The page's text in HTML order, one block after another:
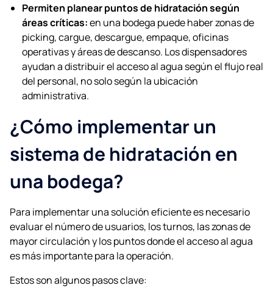
Permiten planear puntos de hidratación según
áreas críticas:en una bodega puede haber zonas de
picking, cargue, descargue, empaque, oficinas
operativas y áreas de descanso. Los dispensadores
ayudan a distribuir el acceso al agua según el flujo real
del personal, no solo según la ubicación
administrativa.
¿Cómo implementar un
sistema de hidratación en
una bodega?
Para implementar una solución eficiente es necesario
evaluar el número de usuarios, los turnos, las zonas de
mayor circulación y los puntos donde el acceso al agua
es más importante para la operación.
Estos son algunos pasos clave: